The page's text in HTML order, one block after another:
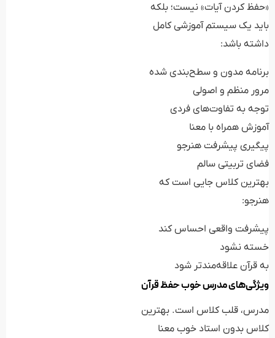
«حفظ کردن آیات» نیست؛ بلکه
باید یک سیستم آموزشی کامل
داشته باشد:
برنامه مدون و سطح‌بندی شده
مرور منظم و اصولی
توجه به تفاوت‌های فردی
آموزش همراه با معنا
پیگیری پیشرفت هنرجو
فضای تربیتی سالم
بهترین کلاس جایی است که
هنرجو:
پیشرفت واقعی احساس کند
خسته نشود
به قرآن علاقه‌مندتر شود
ویژگی‌های مدرس خوب حفظ قرآن
مدرس، قلب کلاس است. بهترین
کلاس بدون استاد خوب معنا